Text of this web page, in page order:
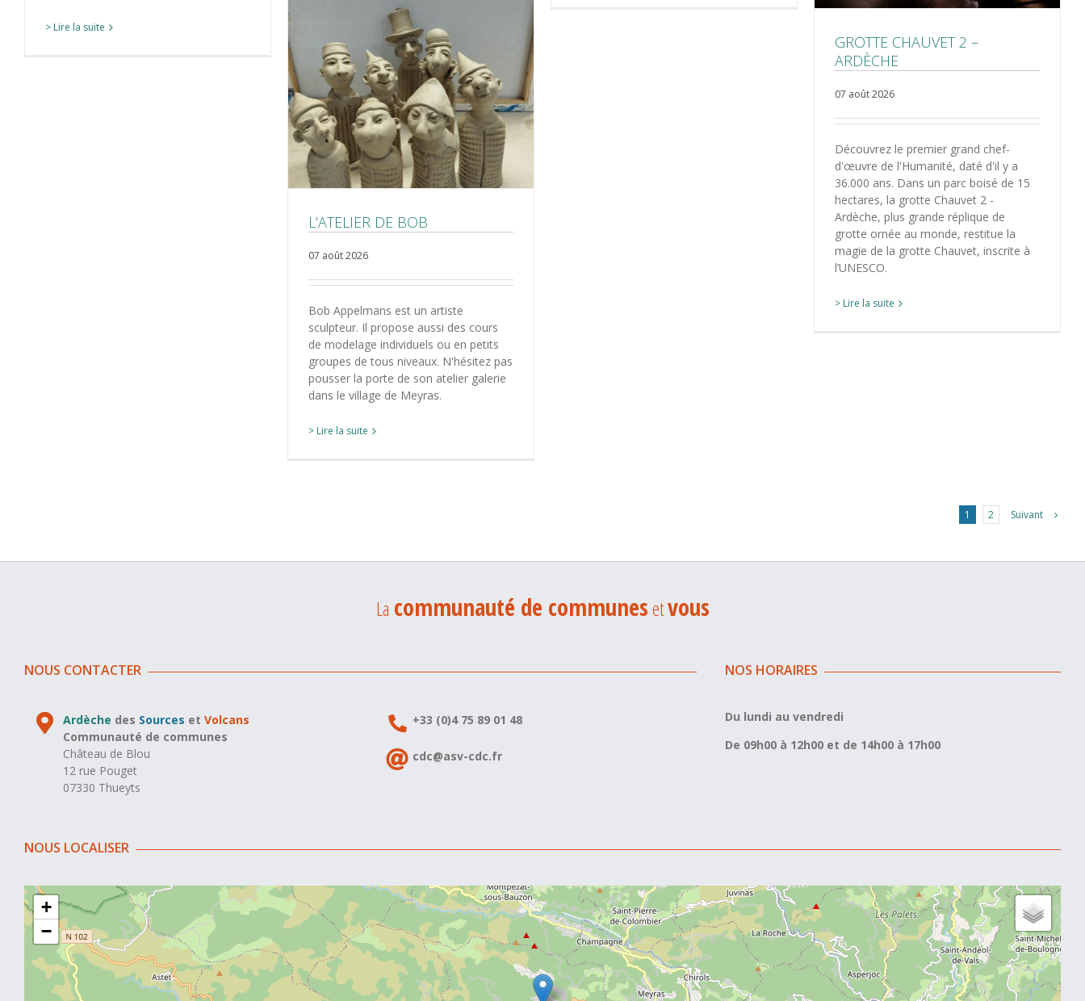
> Lire la suite
GROTTE CHAUVET 2 –
ARDÈCHE
07 août 2026
Découvrez le premier grand chef-
d'œuvre de l'Humanité, daté d'il y a
36.000 ans. Dans un parc boisé de 15
hectares, la grotte Chauvet 2 -
Ardèche, plus grande réplique de
grotte ornée au monde, restitue la
magie de la grotte Chauvet, inscrite à
l’UNESCO.
> Lire la suite
L’ATELIER DE BOB
07 août 2026
Bob Appelmans est un artiste
sculpteur. Il propose aussi des cours
de modelage individuels ou en petits
groupes de tous niveaux. N'hésitez pas
pousser la porte de son atelier galerie
dans le village de Meyras.
> Lire la suite
1 2 Suivant
La communauté de communesetvous
NOUS CONTACTER
Ardèche des Sources etVolcans
Communauté de communes
Château de Blou
12 rue Pouget
07330 Thueyts
+33 (0)4 75 89 01 48
cdc@asv-cdc.fr
NOS HORAIRES
Du lundi au vendredi
De 09h00 à 12h00 et de 14h00 à 17h00
NOUS LOCALISER
+
−